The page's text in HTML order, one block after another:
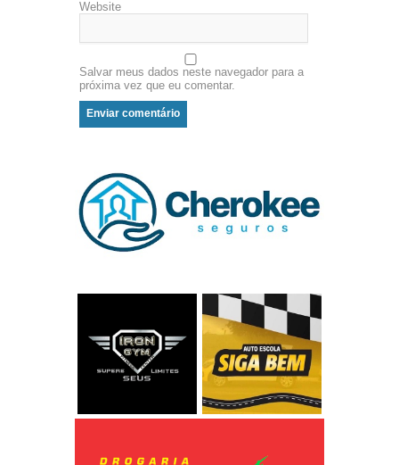
Website
Salvar meus dados neste navegador para a
próxima vez que eu comentar.